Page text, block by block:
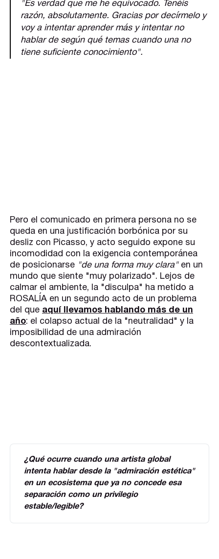
"Es verdad que me he equivocado. Tenéis
razón, absolutamente. Gracias por decírmelo y
voy a intentar aprender más y intentar no
hablar de según qué temas cuando una no
tiene suficiente conocimiento".
Pero el comunicado en primera persona no se
queda en una justificación borbónica por su
desliz con Picasso, y acto seguido expone su
incomodidad con la exigencia contemporánea
de posicionarse "de una forma muy clara"en un
mundo que siente "muy polarizado". Lejos de
calmar el ambiente, la "disculpa" ha metido a
ROSALÍA en un segundo acto de un problema
del que aquí
llevamos hablando más de un
año: el colapso actual de la "neutralidad" y la
imposibilidad de una admiración
descontextualizada.
¿Qué ocurre cuando una artista global
intenta hablar desde la "admiración estética"
en un ecosistema que ya no concede esa
separación como un privilegio
estable/legible?